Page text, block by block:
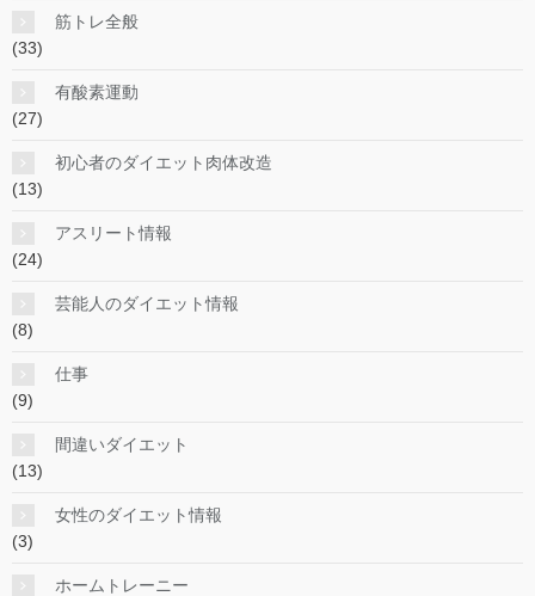
筋トレ全般
(33)
有酸素運動
(27)
初心者のダイエット肉体改造
(13)
アスリート情報
(24)
芸能人のダイエット情報
(8)
仕事
(9)
間違いダイエット
(13)
女性のダイエット情報
(3)
ホームトレーニー